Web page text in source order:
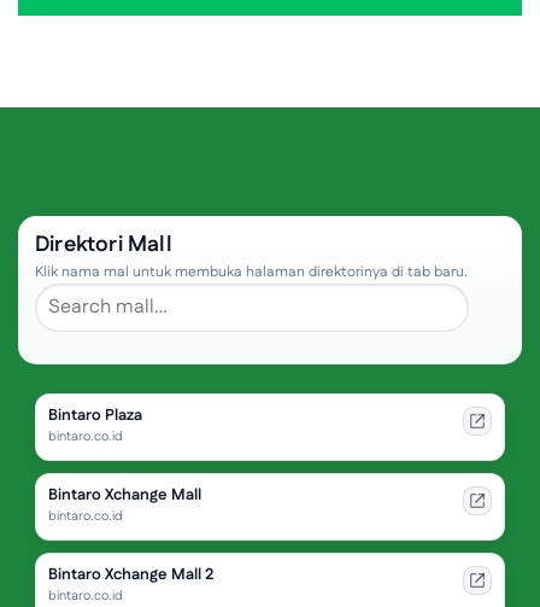
Direktori Mall
Klik nama mal untuk membuka halaman direktorinya di tab baru.
Bintaro Plaza
bintaro.co.id
Bintaro Xchange Mall
bintaro.co.id
Bintaro Xchange Mall 2
bintaro.co.id